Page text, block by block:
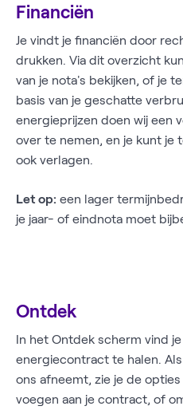
Financiën
Je vindt je financiën door
drukken. Via dit overzicht
van je nota's bekijken, of je
basis van je geschatte
energieprijzen doen wij een
over te nemen, en je kunt je
ook verlagen.
Let op: een lager
je jaar- of eindnota moet
Ontdek
In het Ontdek scherm vind
energiecontract te halen.
ons afneemt, zie je de opties
voegen aan je contract, of